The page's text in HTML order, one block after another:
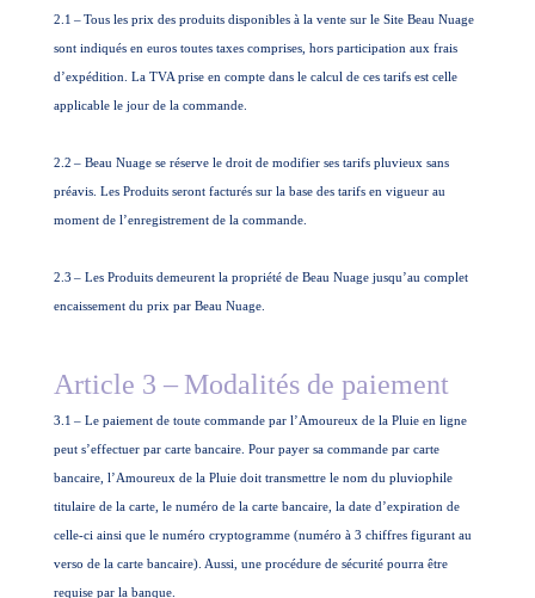
2.1 –Tous les prix des produits disponibles à la vente sur le Site Beau Nuage
sont indiqués en euros toutes taxes comprises, hors participation aux frais
d’expédition. La TVA prise en compte dans le calcul de ces tarifs est celle
applicable le jour de la commande.
2.2 – Beau Nuage se réserve le droit de modifier ses tarifs pluvieux sans
préavis. Les Produits seront facturés sur la base des tarifs en vigueur au
moment de l’enregistrement de la commande.
2.3 – Les Produits demeurent la propriété de Beau Nuage jusqu’au complet
encaissement du prix par Beau Nuage.
Article 3 – Modalités de paiement
3.1 – Le paiement de toute commande par l’Amoureux de la Pluie en ligne
peut s’effectuer par carte bancaire. Pour payer sa commande par carte
bancaire, l’Amoureux de la Pluie doit transmettre le nom du pluviophile
titulaire de la carte, le numéro de la carte bancaire, la date d’expiration de
celle-ci ainsi que le numéro cryptogramme (numéro à 3 chiffres figurant au
verso de la carte bancaire). Aussi, une procédure de sécurité pourra être
requise par la banque.